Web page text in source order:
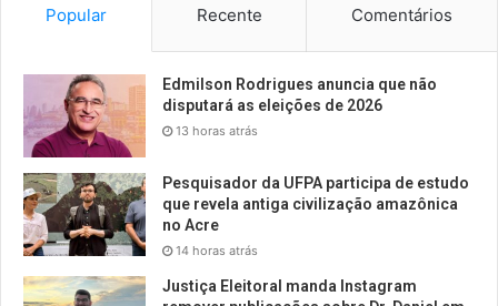
Popular Recente Comentários
Edmilson Rodrigues anuncia que não
disputará as eleições de 2026
13 horas atrás
Pesquisador da UFPA participa de estudo
que revela antiga civilização amazônica
no Acre
14 horas atrás
Justiça Eleitoral manda Instagram